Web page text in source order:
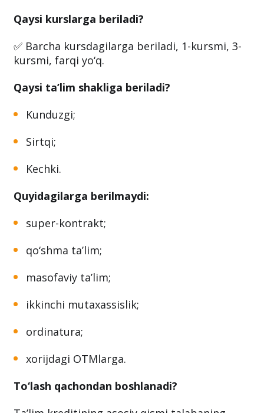
Qaysi kurslarga beriladi?
✅ Barcha kursdagilarga beriladi, 1-kursmi, 3-
kursmi, farqi yo‘q.
Qaysi ta’lim shakliga beriladi?
Kunduzgi;
Sirtqi;
Kechki.
Quyidagilarga berilmaydi:
super-kontrakt;
qo‘shma ta’lim;
masofaviy ta’lim;
ikkinchi mutaxassislik;
ordinatura;
xorijdagi OTMlarga.
To‘lash qachondan boshlanadi?